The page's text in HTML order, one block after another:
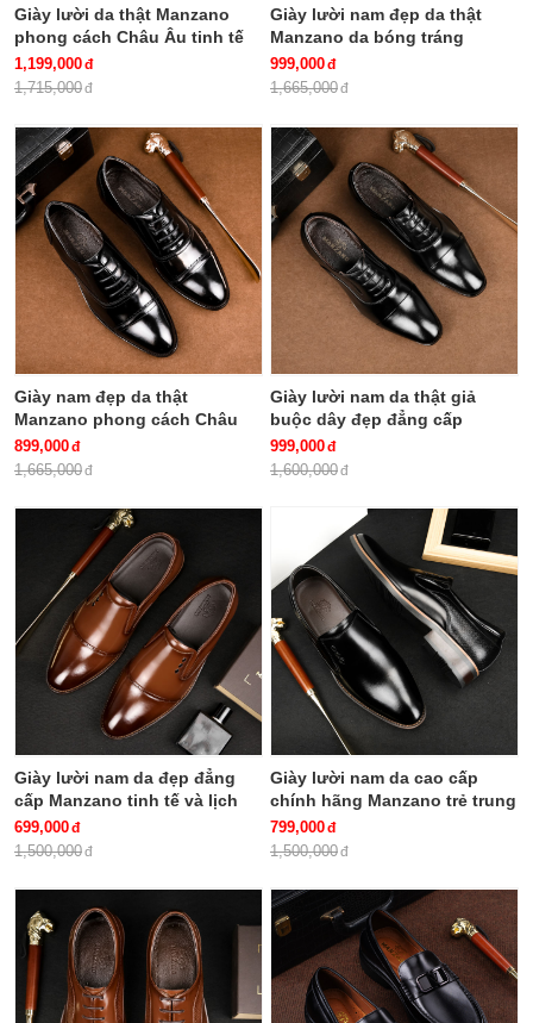
Giày lười da thật Manzano
phong cách Châu Âu tinh tế
nổi bật M63002
1,199,000
1,715,000
Giày lười nam đẹp da thật
Manzano da bóng tráng
gương sành điệu lịch lãm
M66201
999,000
1,665,000
Giày nam đẹp da thật
Manzano phong cách Châu
Âu dành cho quý ông công
sở M66880
899,000
1,665,000
Giày lười nam da thật giả
buộc dây đẹp đẳng cấp
Manzano kiểu dáng công sở
lịch lãm và nam tính M66633
999,000
1,600,000
Giày lười nam da đẹp đẳng
cấp Manzano tinh tế và lịch
lãm phù hợp cho quý ông
hiện đại M66692
699,000
1,500,000
Giày lười nam da cao cấp
chính hãng Manzano trẻ trung
công sở M66656
799,000
1,500,000